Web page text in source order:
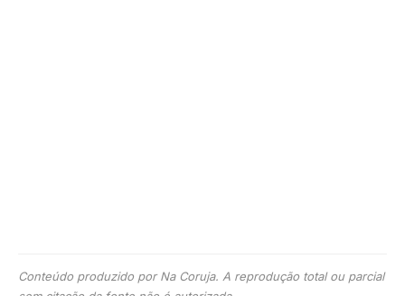
Conteúdo produzido por Na Coruja. A reprodução total ou parcial